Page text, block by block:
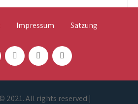
Impressum Satzung
2021. All rights reserved |